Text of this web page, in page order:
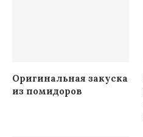
Оригинальная закуска
из помидоров